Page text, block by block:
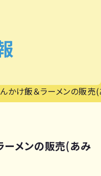
かけ飯＆ラーメンの販
ーメンの販売(あみ